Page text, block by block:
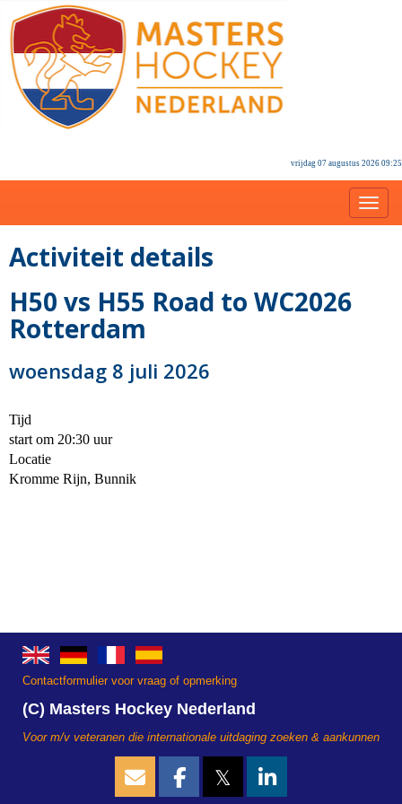
vrijdag 07 augustus 2026 09:25
Activiteit details
H50 vs H55 Road to WC2026
Rotterdam
woensdag 8 juli 2026
Tijd
start om 20:30 uur
Locatie
Kromme Rijn, Bunnik
Contactformulier voor vraag of opmerking
(C) Masters Hockey Nederland
Voor m/v veteranen die internationale uitdaging zoeken & aankunnen
𝕏